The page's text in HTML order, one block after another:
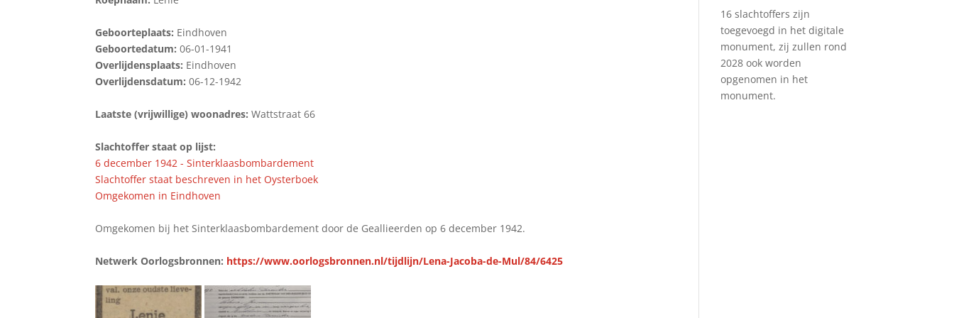
Geboorteplaats: Eindhoven
Geboortedatum:06-01-1941
Overlijdensplaats: Eindhoven
Overlijdensdatum:06-12-1942
Laatste (vrijwillige) woonadres:Wattstraat 66
Slachtoffer staat op lijst:
6 december 1942 - Sinterklaasbombardement
Slachtoffer staat beschreven in het Oysterboek
Omgekomen in Eindhoven
Omgekomen bij het Sinterklaasbombardement door de Geallieerden op 6 december 1942.
Netwerk Oorlogsbronnen: https://www.oorlogsbronnen.nl/tijdlijn/Lena-Jacoba-de-Mul/84/6425
16 slachtoffers zijn
toegevoegd in het digitale
monument, zij zullen rond
2028 ook worden
opgenomen in het
monument.